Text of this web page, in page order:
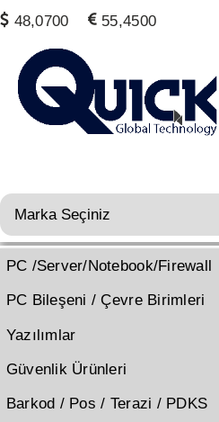
48,0700 55,4500
PC /Server/Notebook/Firewall
PC Bileşeni / Çevre Birimleri
Yazılımlar
Güvenlik Ürünleri
Barkod / Pos / Terazi / PDKS